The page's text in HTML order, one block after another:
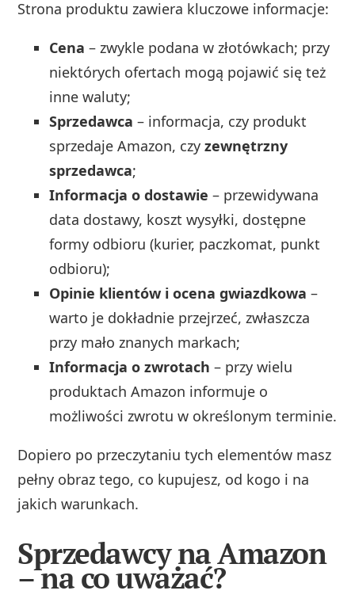
Strona produktu zawiera kluczowe informacje:
Cena – zwykle podana w złotówkach; przy
niektórych ofertach mogą pojawić się też
inne waluty;
Sprzedawca – informacja, czy produkt
sprzedaje Amazon, czyzewnętrzny
sprzedawca;
Informacja o dostawie – przewidywana
data dostawy, koszt wysyłki, dostępne
formy odbioru (kurier, paczkomat, punkt
odbioru);
Opinie klientów i ocena gwiazdkowa –
warto je dokładnie przejrzeć, zwłaszcza
przy mało znanych markach;
Informacja o zwrotach – przy wielu
produktach Amazon informuje o
możliwości zwrotu w określonym terminie.
Dopiero po przeczytaniu tych elementów masz
pełny obraz tego, co kupujesz, od kogo i na
jakich warunkach.
Sprzedawcy na Amazon
– na co uważać?